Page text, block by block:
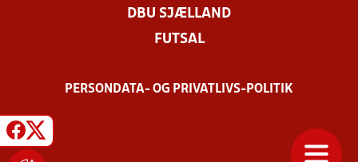
DBU SJÆLLAND
FUTSAL
PERSONDATA- OG PRIVATLIVS-POLITIK